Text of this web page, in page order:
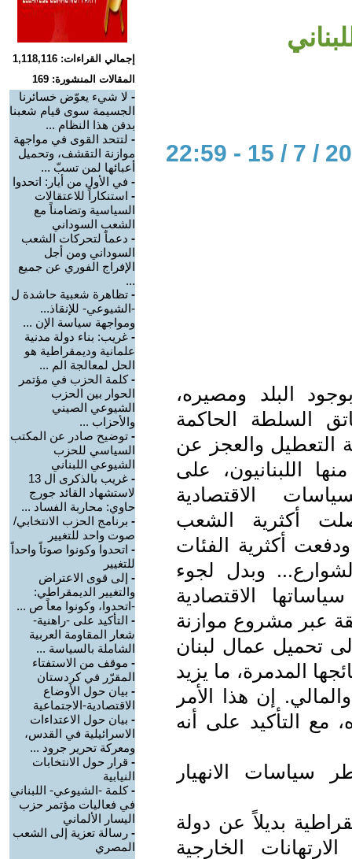
البلد ومصيره،
السلطة الحاكمة
التعطيل والعجز عن
اللبنانيون، على
الاقتصادية
أكثرية الشعب
أكثرية الفئات
وبدل لجوء
الاقتصادية
عبر مشروع موازنة
إلى تحميل عمال لبنان
المدمرة، ما يزيد
إن هذا الأمر
مع التأكيد على أنه
سياسات الانهيار
بديلاً عن دولة
الخارجية
إجمالي القراءات: 1,118,116
المقالات المنشورة: 169
- لا شيء يعوّض خسائرنا
الجسيمة سوى قيام شعبنا
بدفن هذا النظام ...
- لتتحد القوى في مواجهة
موازنة التقشف، وتحميل
أعبائها لمن تسبّ ...
- في الأول من أيار: اتحدوا
- استنكاراً للاعتقالات
السياسية وتضامناً مع
الشعب السوداني
- دعماً لتحركات الشعب
السوداني ومن أجل
الإفراج الفوري عن جميع
...
- تظاهرة شعبية حاشدة ل
-الشيوعي- للإنقاذ...
ومواجهة سياسة الإن ...
- غريب: بناء دولة مدنية
علمانية وديمقراطية هو
الحل لمعالجة الم ...
-كلمة الحزب في مؤتمر
الحوار بين الحزب
الشيوعي الصيني
والأحزاب ...
- توضيح صادر عن المكتب
السياسي للحزب
الشيوعي اللبناني
-
غريب بالذكرى ال 13
لاستشهاد القائد جورج
حاوي: محاربة الفساد ...
- برنامج الحزب الانتخابي/
صوت واحد للتغيير
- اتحدوا وكونوا صوتاً واحداً
للتغيير
- إلى قوى الاعتراض
والتغيير الديمقراطي:
-اتحدوا، وكونوا معاً ص ...
- التأكيد على -راهنية-
شعار المقاومة العربية
الشاملة بالسياسة ...
- موقف من الاستفتاء
المقرّر في كردستان
- بيان حول الأوضاع
الاقتصادية-الاجتماعية
- بيان حول الاعتداءات
الاسرائيلية في القدس،
ومعركة تحرير جرود ...
- قرار حول الانتخابات
النيابية
-كلمة -الشيوعي- اللبناني
في فعاليات مؤتمر حزب
اليسار الألماني
- رسالة تعزية إلى الشعب
المصري